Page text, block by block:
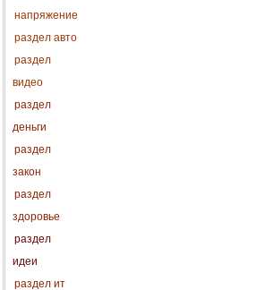
напряжение
раздел авто
раздел
видео
раздел
деньги
раздел
закон
раздел
здоровье
раздел
идеи
раздел ит